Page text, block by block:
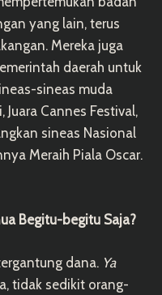
yang lain, terus
Mereka juga
daerah untuk
sineas muda
Cannes Festival,
sineas Nasional
Meraih Piala Oscar.
Begitu-begitu Saja?
dana. Ya
tidak sedikit orang-